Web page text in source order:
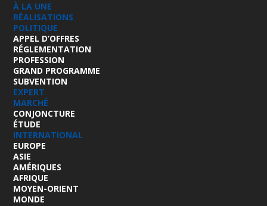
À LA UNE
RÉALISATIONS
POLITIQUE
APPEL D’OFFRES
RÉGLEMENTATION
PROFESSION
GRAND PROGRAMME
SUBVENTION
EXPERT
MARCHÉ
CONJONCTURE
ÉTUDE
INTERNATIONAL
EUROPE
ASIE
AMÉRIQUES
AFRIQUE
MOYEN-ORIENT
MONDE